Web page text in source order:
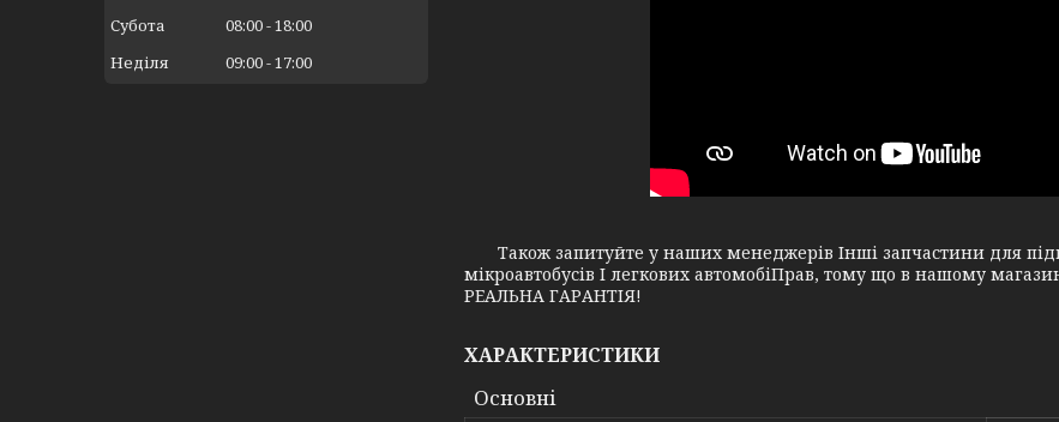
Також запитуйте у наших менеджерів Інші запчастини для
мікроавтобусів І легкових автомобіПрав, тому що в нашому
РЕАЛЬНА ГАРАНТІЯ!
ХАРАКТЕРИСТИКИ
Основні
Субота
08:00 18:00
Неділя
09:00 17:00